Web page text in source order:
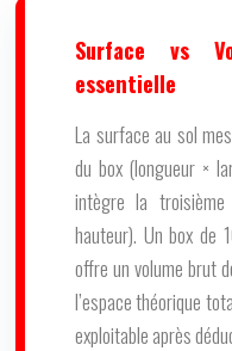
Surface vs
essentielle
La surface au sol
du box (longueur ×
intègre la
hauteur). Un box de
offre un volume brut
l’espace théorique
exploitable après